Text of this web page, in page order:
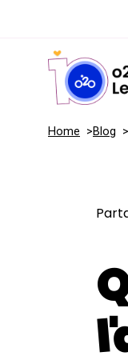
Home Blog